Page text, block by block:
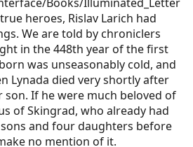
heroes, Rislav Larich had
We are told by chroniclers
in the 448th year of the first
was unseasonably cold, and
Lynada died very shortly after
son. If he were much beloved of
of Skingrad, who already had
and four daughters before
no mention of it.